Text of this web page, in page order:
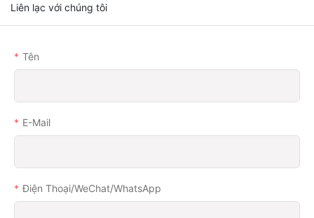
Liên lạc với chúng tôi
Tên
E-Mail
Điện Thoại/WeChat/WhatsApp